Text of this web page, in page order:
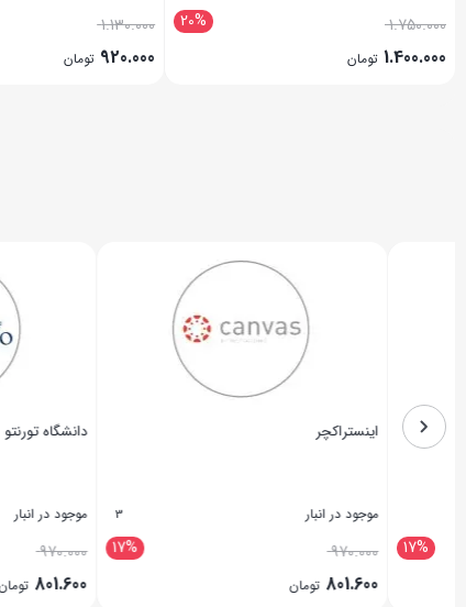
20% 1.750.000
1.400.000 تومان
1.130.000
920.000 تومان
اینستراکچر
موجود در انبار
970.000
تومان
دانشگاه تورنتو
موجود در انبار
970.000
تومان